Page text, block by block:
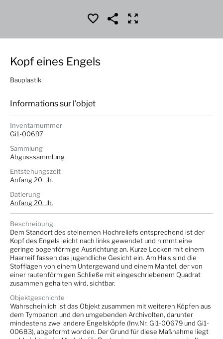
Kopf eines Engels
Bauplastik
Informations sur l'objet
Inventarnummer
Gi1-00697
Sammlung
Abgusssammlung
Entstehungszeit
Anfang 20. Jh.
Datierung
Anfang 20. Jh.
Beschreibung
Dem Standort des steinernen Hochreliefs entsprechend ist der
Kopf des Engels leicht nach links gewendet und nimmt eine
geringe bogenförmige Ausrichtung an. Kurze Locken mit einem
Haarreif fassen das jugendliche Gesicht ein. Am Hals sind die
Stofflagen von einem Untergewand und einem Mantel, der von
einer rautenförmigen Schließe mit eingeschriebenem Quadrat
zusammen gehalten wird, sichtbar.
Objektgeschichte
Wahrscheinlich ist das Objekt zusammen mit weiteren Köpfen aus
dem Tympanon und den umgebenden Archivolten, darunter
mindestens zwei andere Engelsköpfe (Inv.Nr. Gi1-00679 und Gi1-
00683), abgeformt worden. Der Grund für diese Maßnahme liegt